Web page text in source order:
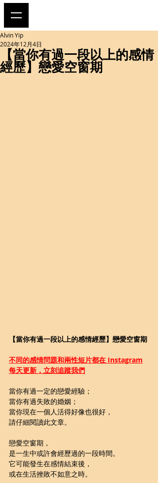
【當你有過一段以上的感情
經歷】戀愛空窗期
Alvin Yip
2024年12月4日
【當你有過一段以上的感情經歷】戀愛空窗期
不同的感情問題和兩性短片都在 Instagram
每天更新，立刻追蹤我們
當你有過一定的戀愛經驗；
當你有過失敗的婚姻；
當你現在一個人活得好像也很好，
請仔細閱讀此文章。
戀愛空窗期，
是一生中或許會經歷過的一段時間。
它可能發生在感情結束後，
或在生活挫敗不如意之時。